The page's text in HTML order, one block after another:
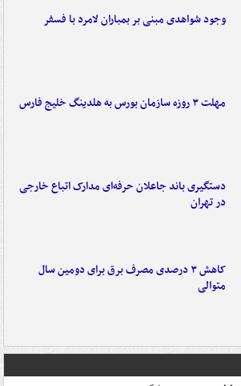
وجود شواهدی مبنی بر بمباران لامرد با فسفر
مهلت ۳ روزه سازمان بورس به هلدینگ خلیج فارس
دستگیری باند جاعلان حرفه‌ای مدارک اتباع خارجی
در تهران
کاهش ۳ درصدی مصرف برق برای دومین سال
متوالی